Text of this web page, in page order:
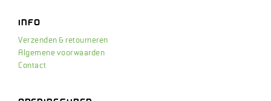
INFO
Verzenden & retourneren
Algemene voorwaarden
Contact